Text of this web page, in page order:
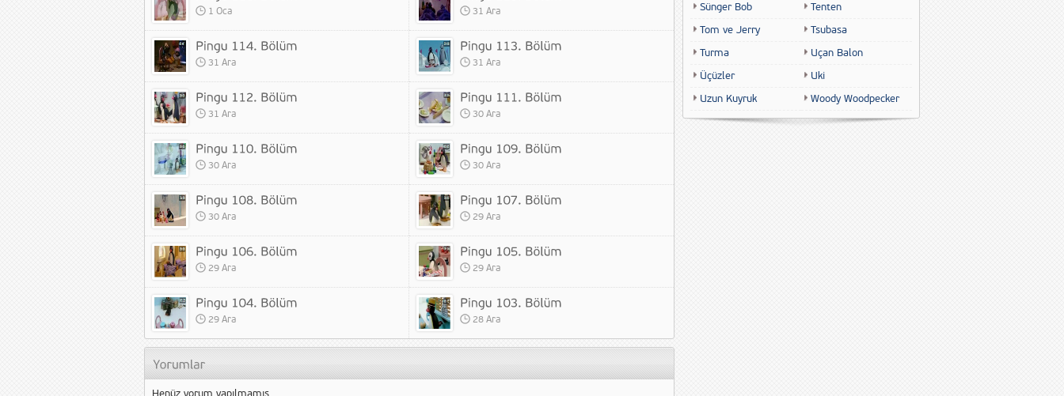
1 Oca 31 Ara
31 Ara 31 Ara
31 Ara 30 Ara
30 Ara 30 Ara
30 Ara 29 Ara
29 Ara 29 Ara
29 Ara 28 Ara
Sünger Bob
Tenten
Tom ve Jerry
Tsubasa
Turma
Uçan Balon
Üçüzler
Uki
Uzun Kuyruk
Woody Woodpecker